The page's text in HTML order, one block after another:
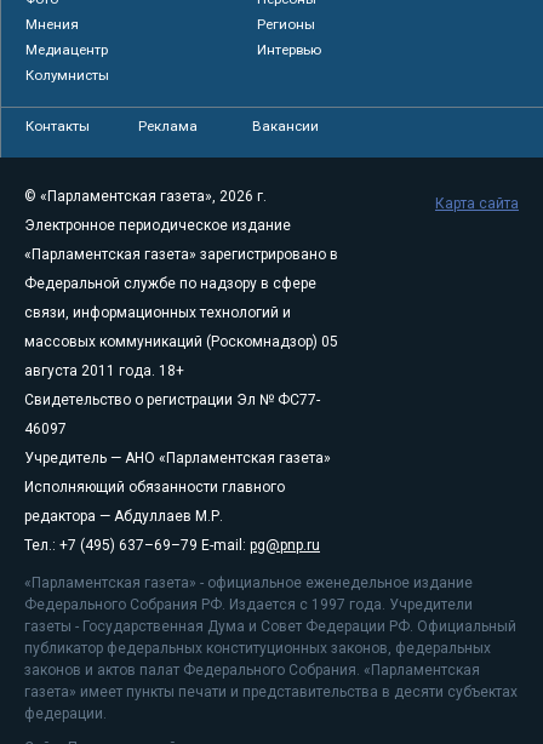
Мнения
Регионы
Медиацентр
Интервью
Колумнисты
Контакты Реклама Вакансии
© «Парламентская газета», 2026 г.
Электронное периодическое издание
«Парламентская газета» зарегистрировано в
Федеральной службе по надзору в сфере
связи, информационных технологий и
массовых коммуникаций (Роскомнадзор) 05
августа 2011 года. 18+
Свидетельство о регистрации Эл № ФС77-
46097
Учредитель — АНО «Парламентская газета»
Исполняющий обязанности главного
редактора — Абдуллаев М.Р.
Тел.: +7 (495) 637–69–79 E-mail: pg@pnp.ru
«Парламентская газета» - официальное еженедельное издание
Федерального Собрания РФ. Издается с 1997 года. Учредители
газеты - Государственная Дума и Совет Федерации РФ. Официальный
публикатор федеральных конституционных законов, федеральных
законов и актов палат Федерального Собрания. «Парламентская
газета» имеет пункты печати и представительства в десяти субъектах
федерации.
Карта сайта